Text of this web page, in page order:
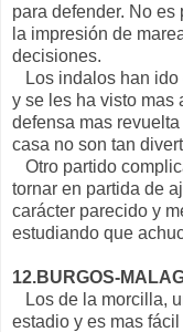
para defender. No
la impresión de
decisiones.
Los indalos han ido
y se les ha visto mas
defensa mas
casa no son tan
Otro partido
tornar en partida de
carácter parecido y
estudiando que
12.BURGOS-
Los de la morcilla,
estadio y es mas